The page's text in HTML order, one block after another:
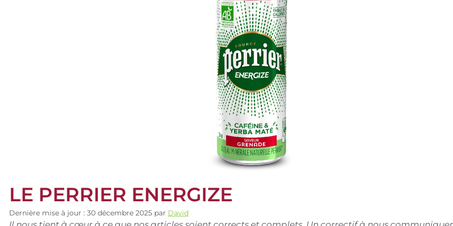
LE PERRIER ENERGIZE
Dernière mise à jour : 30 décembre 2025 par David